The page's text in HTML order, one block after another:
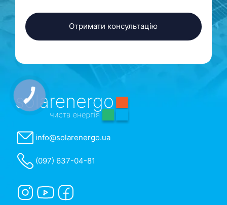
info@solarenergo.ua
(097) 637-04-81